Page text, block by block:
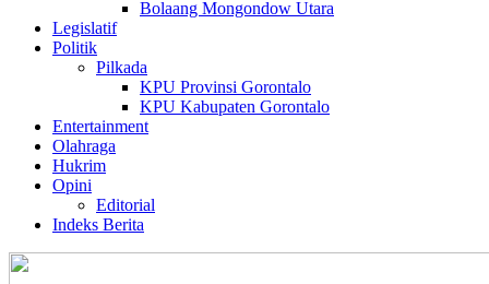
Bolaang Mongondow Utara
Legislatif
Politik
Pilkada
KPU Provinsi Gorontalo
KPU Kabupaten Gorontalo
Entertainment
Olahraga
Hukrim
Opini
Editorial
Indeks Berita